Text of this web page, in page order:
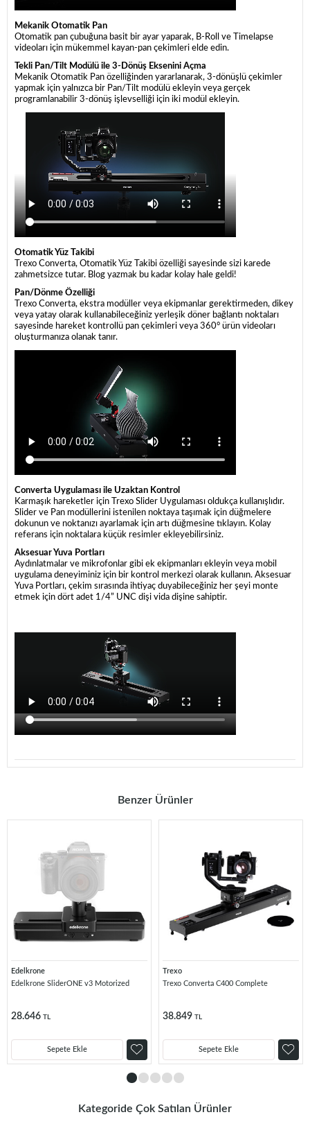
Mekanik Otomatik Pan
Otomatik pan çubuğuna basit bir ayar yaparak, B-Roll ve Timelapse
videoları için mükemmel kayan-pan çekimleri elde edin.
Tekli Pan/Tilt Modülü ile 3-Dönüş Eksenini Açma
Mekanik Otomatik Pan özelliğinden yararlanarak, 3-dönüşlü çekimler
yapmak için yalnızca bir Pan/Tilt modülü ekleyin veya gerçek
programlanabilir 3-dönüş işlevselliği için iki modül ekleyin.
Otomatik Yüz Takibi
Trexo Converta, Otomatik Yüz Takibi özelliği sayesinde sizi karede
zahmetsizce tutar. Blog yazmak bu kadar kolay hale geldi!
Pan/Dönme Özelliği
Trexo Converta, ekstra modüller veya ekipmanlar gerektirmeden, dikey
veya yatay olarak kullanabileceğiniz yerleşik döner bağlantı noktaları
sayesinde hareket kontrollü pan çekimleri veya 360° ürün videoları
oluşturmanıza olanak tanır.
Converta Uygulaması ile Uzaktan Kontrol
Karmaşık hareketler için Trexo Slider Uygulaması oldukça kullanışlıdır.
Slider ve Pan modüllerini istenilen noktaya taşımak için düğmelere
dokunun ve noktanızı ayarlamak için artı düğmesine tıklayın. Kolay
referans için noktalara küçük resimler ekleyebilirsiniz.
Aksesuar Yuva Portları
Aydınlatmalar ve mikrofonlar gibi ek ekipmanları ekleyin veya mobil
uygulama deneyiminiz için bir kontrol merkezi olarak kullanın. Aksesuar
Yuva Portları, çekim sırasında ihtiyaç duyabileceğiniz her şeyi monte
etmek için dört adet 1/4” UNC dişi vida dişine sahiptir.
Benzer Ürünler
Edelkrone
Edelkrone SliderONE v3 Motorized
28.646 TL
Sepete Ekle
Trexo
Trexo Converta C400 Complete
38.849 TL
Sepete Ekle
Kategoride Çok Satılan Ürünler